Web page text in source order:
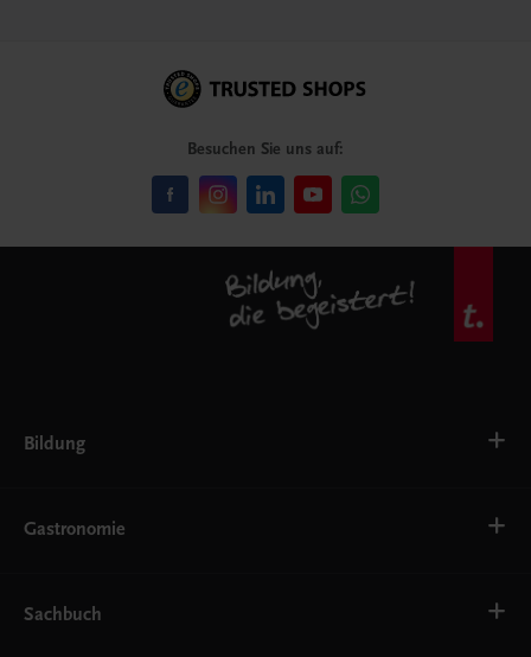
Besuchen Sie uns auf:
Bildung
AHS
EWF/ZWF
FW
Gastronomie
Getränke
Sachbuch